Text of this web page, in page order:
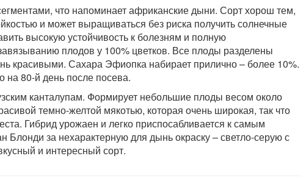
что напоминает африканские дыни. Сорт хорош тем,
и может выращиваться без риска получить солнечные
высокую устойчивость к болезням и полную
плодов у 100% цветков. Все плоды разделены
красивыми. Сахара Эфиопка набирает прилично – более 10%.
на 80-й день после посева.
канталупам. Формирует небольшие плоды весом около
темно-желтой мякотью, которая очень широкая, так что
Гибрид урожаен и легко приспосабливается к самым
за нехарактерную для дынь окраску – светло-серую с
и интересный сорт.